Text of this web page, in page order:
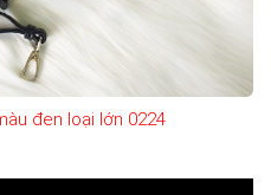
đen loại lớn 0224